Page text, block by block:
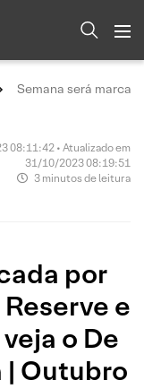
Semana será
08:11:42 • Atualizado em
31/10/2023 08:19:51
3 minutos de leitura
por
e
o De
| Outubro